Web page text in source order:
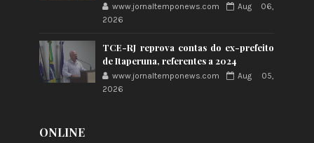
www.jornaltemponews.com
Aug 06,
2026
TCE-RJ reprova contas do ex-prefeito
de Itaperuna, referentes a 2024
www.jornaltemponews.com
Aug 05,
2026
ONLINE